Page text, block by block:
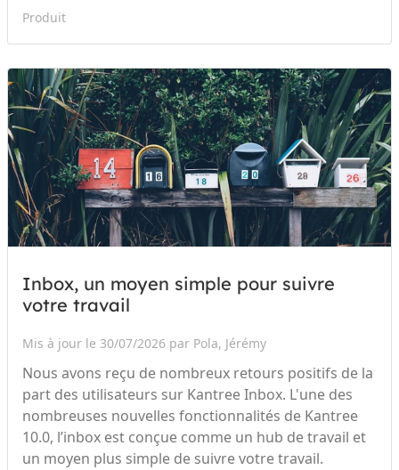
Produit
Inbox, un moyen simple pour suivre
votre travail
Mis à jour le 30/07/2026 par Pola, Jérémy
Nous avons reçu de nombreux retours positifs de la
part des utilisateurs sur Kantree Inbox. L'une des
nombreuses nouvelles fonctionnalités de Kantree
10.0, l’inbox est conçue comme un hub de travail et
un moyen plus simple de suivre votre travail.